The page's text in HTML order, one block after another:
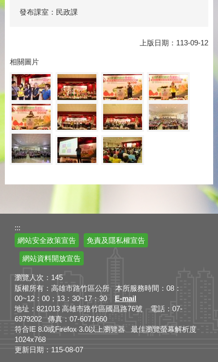
發布課室：民政課
上版日期：113-09-12
相關圖片
:::
網站安全政策宣告
免責及隱私權宣告
網站資料開放宣告
瀏覽人次： 145
版權所有：高雄市路竹區公所 本所服務時間：08：
00~12：00；13：30~17：30 E-mail
地址：821013 高雄市路竹區國昌路76號 電話：07-
6979202 傳真：07-6071660
符合IE 8.0或Firefox 3.0以上瀏覽器 最佳瀏覽螢幕解析度
1024x768
更新日期： 115-08-07